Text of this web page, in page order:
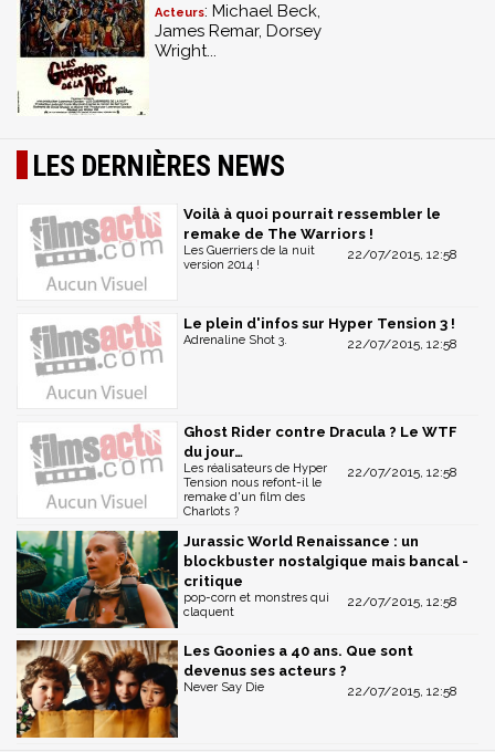
Acteurs: Michael Beck,
James Remar, Dorsey
Wright...
LES DERNIÈRES NEWS
Voilà à quoi pourrait ressembler le
remake de The Warriors !
22/07/2015, 12:58
Les Guerriers de la nuit
version 2014 !
Le plein d'infos sur Hyper Tension 3 !
22/07/2015, 12:58
Adrenaline Shot 3.
Ghost Rider contre Dracula ? Le WTF
du jour…
22/07/2015, 12:58
Les réalisateurs de Hyper
Tension nous refont-il le
remake d'un film des
Charlots ?
Jurassic World Renaissance : un
blockbuster nostalgique mais bancal -
critique
22/07/2015, 12:58
pop-corn et monstres qui
claquent
Les Goonies a 40 ans. Que sont
devenus ses acteurs ?
22/07/2015, 12:58
Never Say Die